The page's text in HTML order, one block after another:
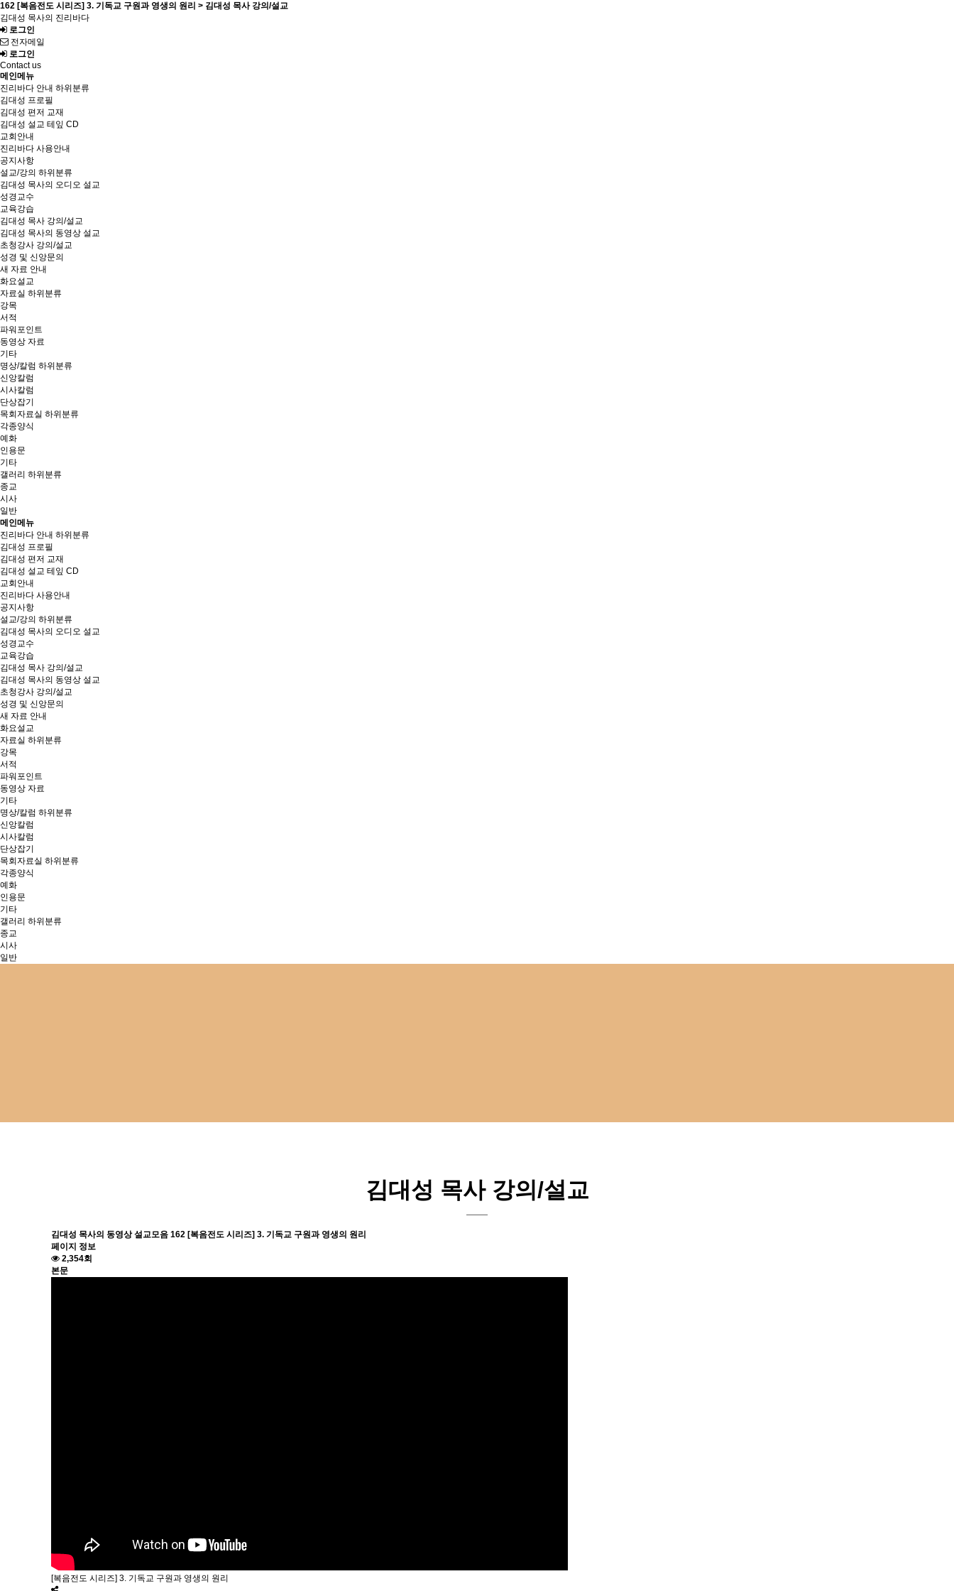
162 [복음전도 시리즈] 3. 기독교 구원과 영생의 원리 > 김대성 목사 강의/설교
김대성 목사의 진리바다
로그인
전자메일
로그인
Contact us
메인메뉴
진리바다 안내 하위분류
김대성 프로필
김대성 편저 교재
김대성 설교 테잎 CD
교회안내
진리바다 사용안내
공지사항
설교/강의 하위분류
김대성 목사의 오디오 설교
성경교수
교육강습
김대성 목사 강의/설교
김대성 목사의 동영상 설교
초청강사 강의/설교
성경 및 신앙문의
새 자료 안내
화요설교
자료실 하위분류
강목
서적
파워포인트
동영상 자료
기타
명상/칼럼 하위분류
신앙칼럼
시사칼럼
단상잡기
목회자료실 하위분류
각종양식
예화
인용문
기타
갤러리 하위분류
종교
시사
일반
메인메뉴
진리바다 안내 하위분류
김대성 프로필
김대성 편저 교재
김대성 설교 테잎 CD
교회안내
진리바다 사용안내
공지사항
설교/강의 하위분류
김대성 목사의 오디오 설교
성경교수
교육강습
김대성 목사 강의/설교
김대성 목사의 동영상 설교
초청강사 강의/설교
성경 및 신앙문의
새 자료 안내
화요설교
자료실 하위분류
강목
서적
파워포인트
동영상 자료
기타
명상/칼럼 하위분류
신앙칼럼
시사칼럼
단상잡기
목회자료실 하위분류
각종양식
예화
인용문
기타
갤러리 하위분류
종교
시사
일반
김대성 목사 강의/설교
김대성 목사의 동영상 설교모음 162 [복음전도 시리즈] 3. 기독교 구원과 영생의 원리
페이지 정보
2,354회
본문
[복음전도 시리즈] 3. 기독교 구원과 영생의 원리